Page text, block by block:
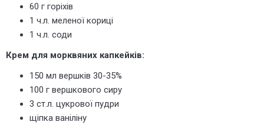
60 г горіхів
1 ч.л. меленої кориці
1 ч.л. соди
Крем для морквяних капкейків:
150 мл вершків 30-35%
100 г вершкового сиру
3 ст.л. цукрової пудри
щіпка ваніліну